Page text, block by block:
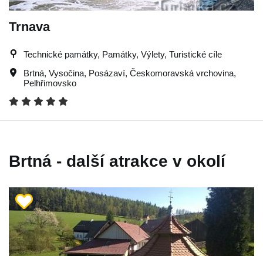
Trnava
Technické památky, Památky, Výlety, Turistické cíle
Brtná, Vysočina, Posázaví, Českomoravská vrchovina,
Pelhřimovsko
Brtná - další atrakce v okolí